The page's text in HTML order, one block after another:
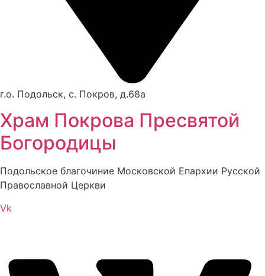
г.о. Подольск, с. Покров, д.68а
Храм Покрова Пресвятой
Богородицы
Подольское благочиние Московской Епархии Русской
Православной Церкви
Vk